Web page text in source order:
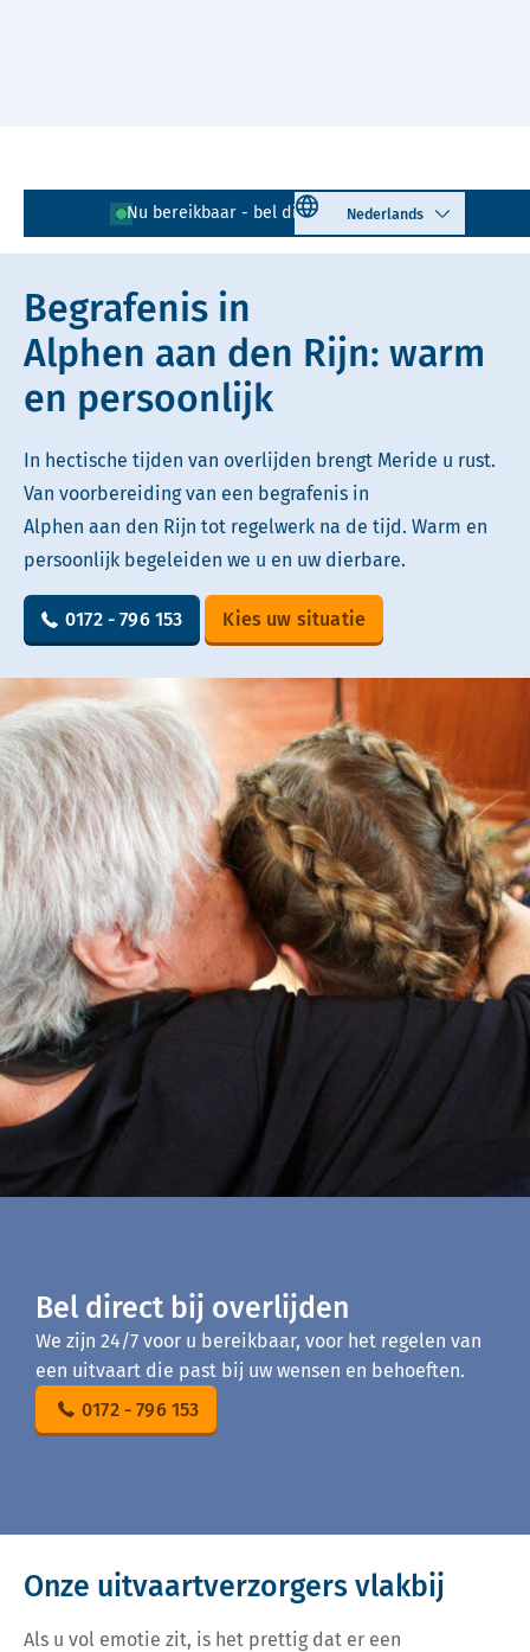
Nu bereikbaar - bel direct! 0172 - 796 153
Select language
Lees voor Uitleg woorden
Simpele tekst
Begrafenis in
Alphen aan den Rijn: warm
en persoonlijk
In hectische tijden van overlijden brengt Meride u rust.
Van voorbereiding van een begrafenis in
Alphen aan den Rijn tot regelwerk na de tijd. Warm en
persoonlijk begeleiden we u en uw dierbare.
0172 - 796 153 Kies uw situatie
Bel direct bij overlijden
We zijn 24/7 voor u bereikbaar, voor het regelen van
een uitvaart die past bij uw wensen en behoeften.
0172 - 796 153
Onze uitvaartverzorgers vlakbij
Als u vol emotie zit, is het prettig dat er een